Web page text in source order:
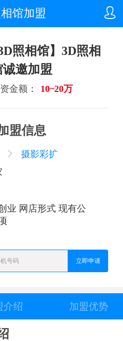

馆加盟
3D照相馆】3D照相
诚邀加盟
金额： 10~20万
盟信息
 摄影彩扩
业 网店形式 现有公
立即申请
介绍 加盟优势